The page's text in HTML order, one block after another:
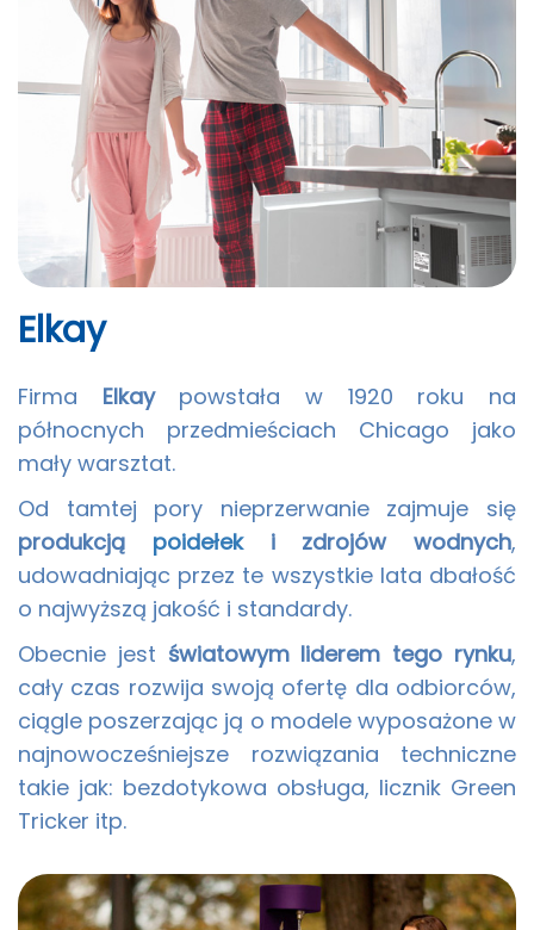
Elkay
Firma Elkaypowstała w 1920 roku na
północnych przedmieściach Chicago jako
mały warsztat.
Od tamtej pory nieprzerwanie zajmuje się
produkcją poidełeki zdrojów wodnych,
udowadniając przez te wszystkie lata dbałość
o najwyższą jakość i standardy.
Obecnie jest światowym liderem tego rynku,
cały czas rozwija swoją ofertę dla odbiorców,
ciągle poszerzając ją o modele wyposażone w
najnowocześniejsze rozwiązania techniczne
takie jak: bezdotykowa obsługa, licznik Green
Tricker itp.